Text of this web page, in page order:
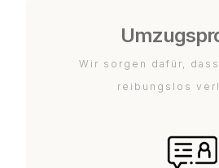
Wir sorgen dafür,
reibungslos